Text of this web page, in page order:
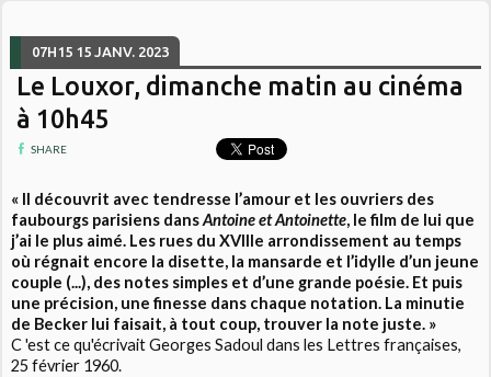
07H15 15 JANV. 2023
Le Louxor, dimanche matin au cinéma
à 10h45
SHARE
« Il découvrit avec tendresse l’amour et les ouvriers des
faubourgs parisiens dansAntoine et Antoinette, le film de lui que
j’ai le plus aimé. Les rues du XVIIIe arrondissement au temps
où régnait encore la disette, la mansarde et l’idylle d’un jeune
couple (...), des notes simples et d’une grande poésie. Et puis
une précision, une finesse dans chaque notation. La minutie
de Becker lui faisait, à tout coup, trouver la note juste. »
C 'est ce qu'écrivait Georges Sadoul dans les Lettres françaises,
25 février 1960.